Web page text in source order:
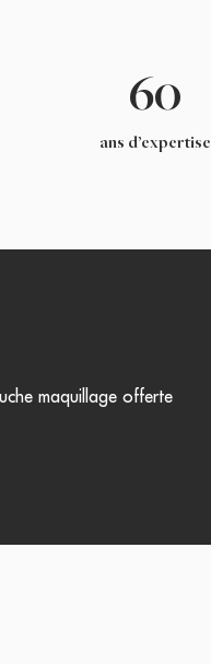
60
ans d’expertise
maquillage offerte